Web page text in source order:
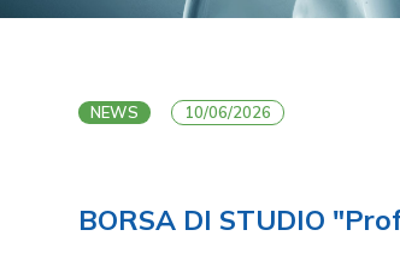
NEWS 10/06/2026
BORSA DI STUDIO